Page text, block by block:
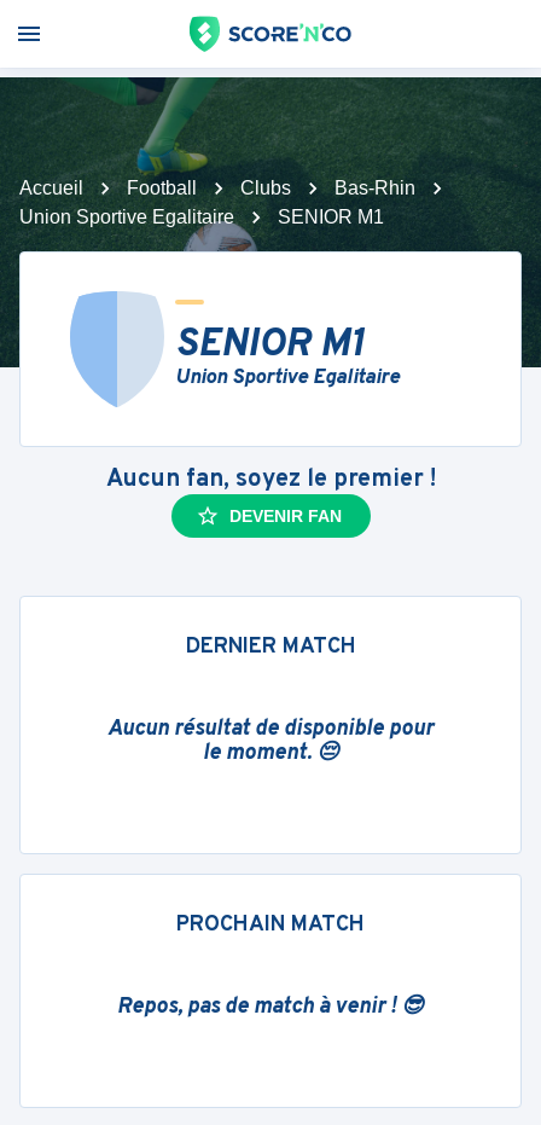
Accueil Football Clubs
Bas-Rhin
Union Sportive Egalitaire
SENIOR M1
SENIOR M1
Union Sportive Egalitaire
Aucun fan, soyez le premier !
DEVENIR FAN
DERNIER MATCH
Aucun résultat de disponible pour
le moment. 😔
PROCHAIN MATCH
Repos, pas de match à venir ! 😎